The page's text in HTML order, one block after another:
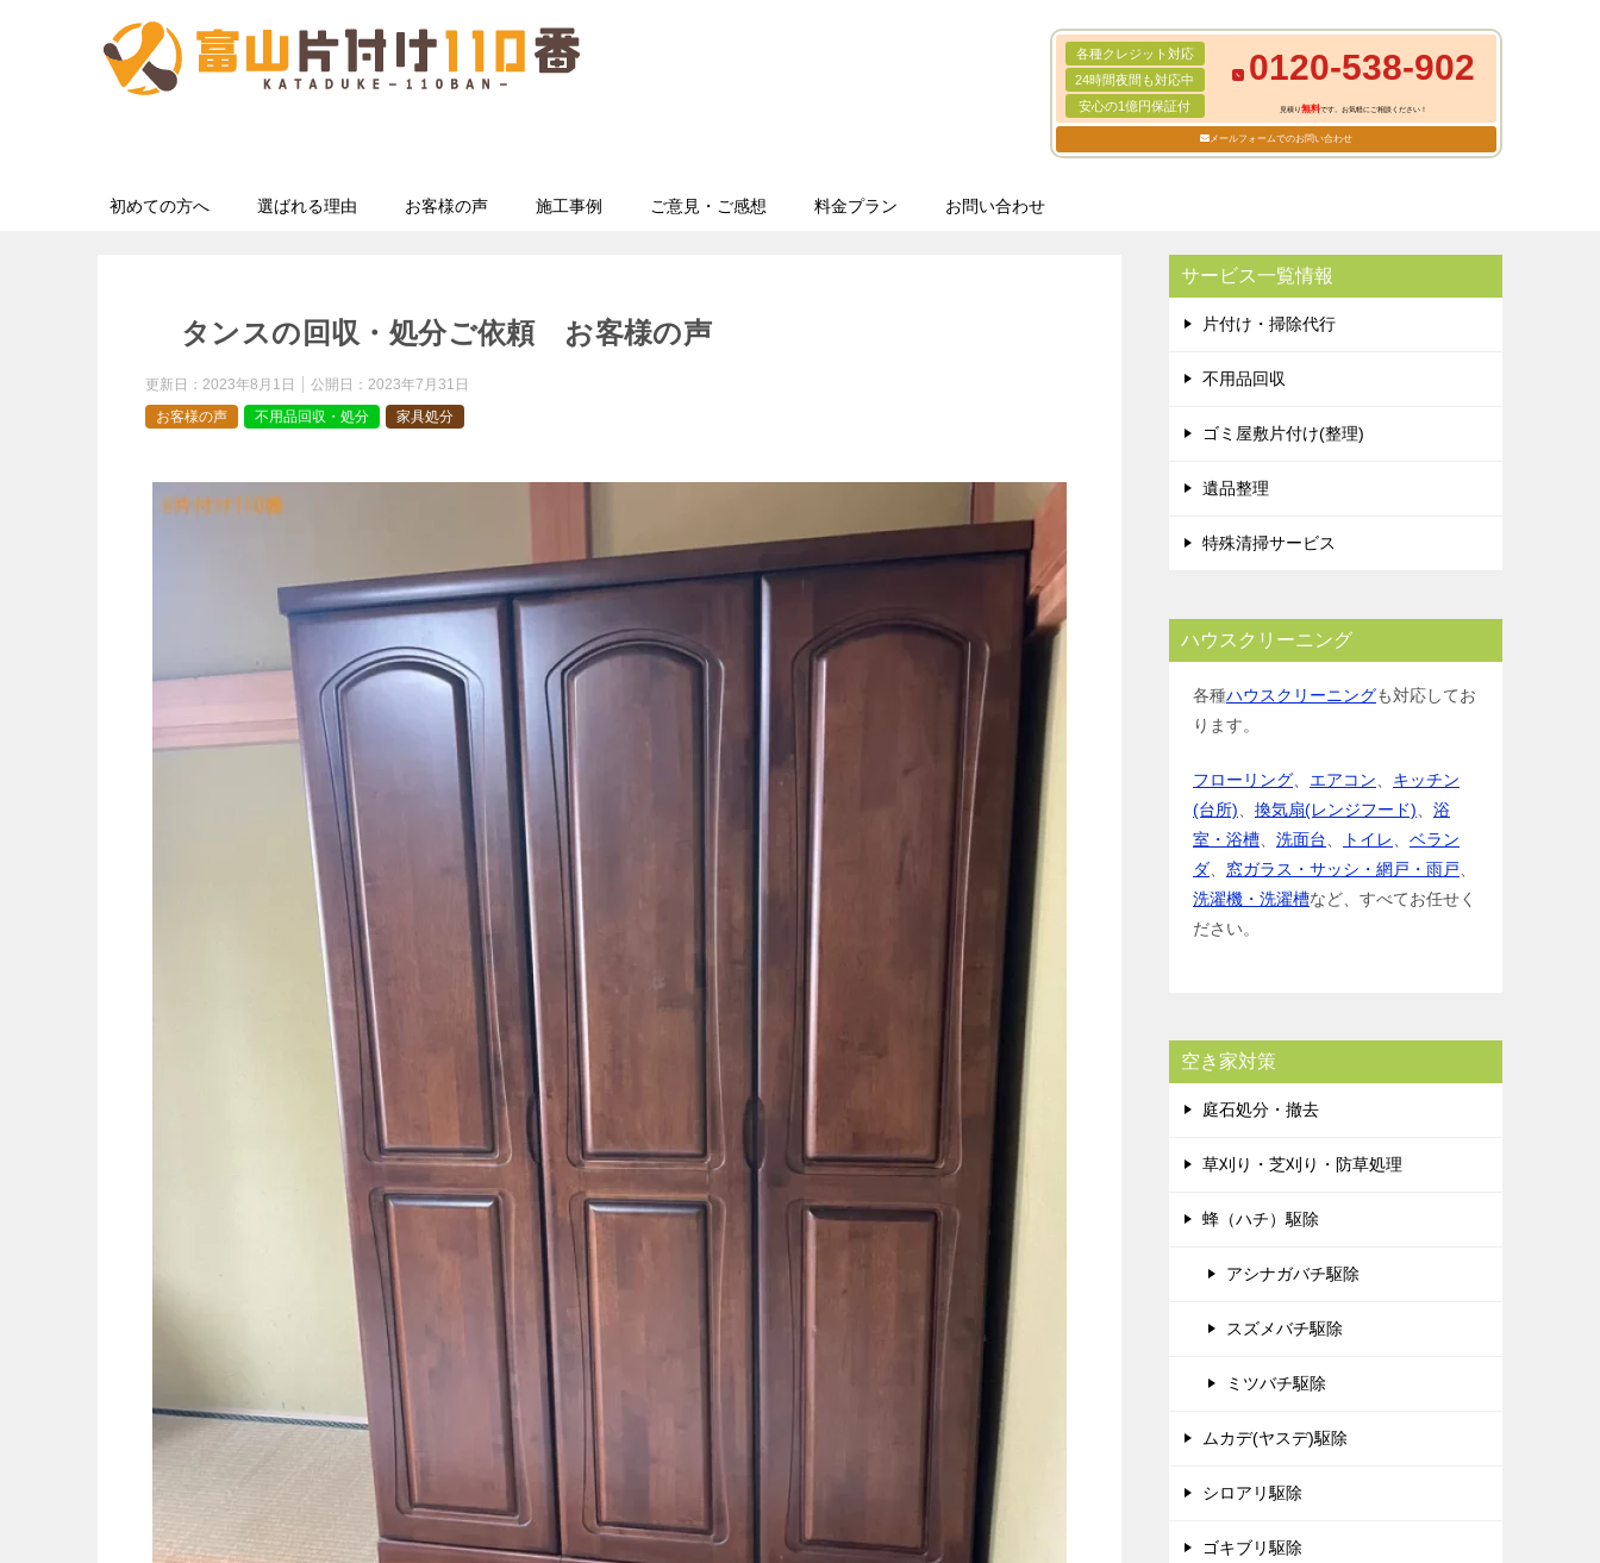
各種クレジット対応
24時間夜間も対応中
安心の1億円保証付
0120-538-902
見積り無料です。お気軽にご相談ください！
メールフォームでのお問い合わせ
初めての方へ 選ばれる理由 お客様の声 施工事例 ご意見・ご感想 料金プラン お問い合わせ
タンスの回収・処分ご依頼 お客様の声
更新日： 2023年8月1日 公開日： 2023年7月31日
お客様の声
不用品回収・処分 家具処分
サービス一覧情報
片付け・掃除代行
不用品回収
ゴミ屋敷片付け(整理)
遺品整理
特殊清掃サービス
ハウスクリーニング
各種ハウスクリーニングも対応してお
ります。
フローリング エアコン
キッチン
(台所)
換気扇(レンジフード)
浴
室・浴槽
洗面台 トイレ
ベラン
ダ
窓ガラス・サッシ・網戸・雨戸
洗濯機・洗濯槽など、すべてお任せく
ださい。
空き家対策
庭石処分・撤去
草刈り・芝刈り・防草処理
蜂（ハチ）駆除
アシナガバチ駆除
スズメバチ駆除
ミツバチ駆除
ムカデ(ヤスデ)駆除
シロアリ駆除
ゴキブリ駆除